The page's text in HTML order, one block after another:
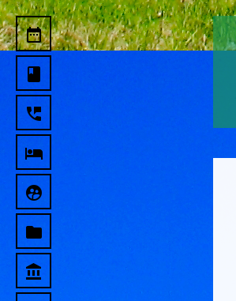
date_range
book
perm_phone_msg
local_hotel
supervised_user_circle
folder
account_balance